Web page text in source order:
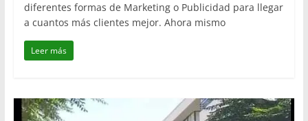
diferentes formas de Marketing o Publicidad para llegar
a cuantos más clientes mejor. Ahora mismo
Leer más